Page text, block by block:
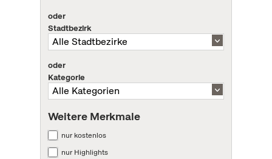
oder
Stadtbezirk
oder
Kategorie
Weitere Merkmale
nur kostenlos
nur Highlights